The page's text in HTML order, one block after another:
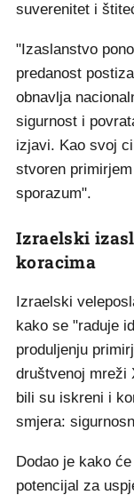
suverenitet i
"Izaslanstvo
predanost
obnavlja
sigurnost i
izjavi. Kao svoj
stvoren
sporazum".
Izraelski
koracima
Izraelski
kako se "raduje
produljenju
društvenoj mreži
bili su iskreni i
smjera:
Dodao je kako
potencijal za